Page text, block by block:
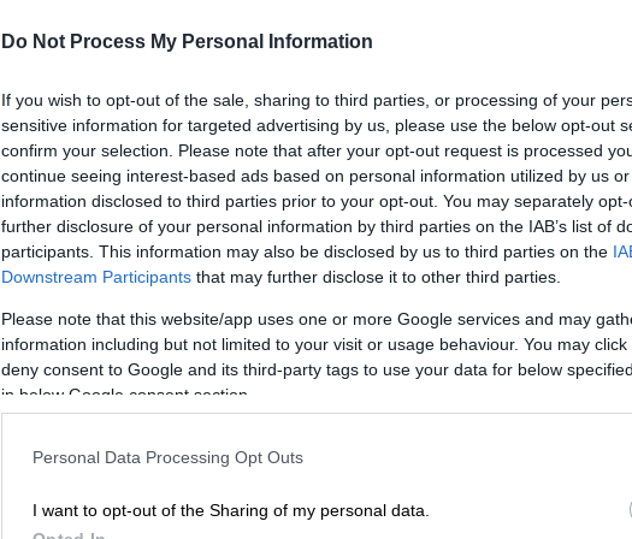
Do Not Process My Personal Information
If you wish to opt-out of the sale, sharing to third parties, or processing of your
sensitive information for targeted advertising by us, please use the below opt-out
confirm your selection. Please note that after your opt-out request is processed
continue seeing interest-based ads based on personal information utilized by us
information disclosed to third parties prior to your opt-out. You may separately
further disclosure of your personal information by third parties on the IAB’s list of
participants. This information may also be disclosed by us to third parties on the
Downstream Participants that may further disclose it to other third parties.
Please note that this website/app uses one or more Google services and may
information including but not limited to your visit or usage behaviour. You may
deny consent to Google and its third-party tags to use your data for below
in below Google consent section.
Personal Data Processing Opt Outs
I want to opt-out of the Sharing of my personal data.
Ιουνίου
Κλείνουν νωρίτερα σταθμοί στη
Γραμμή 3 από σήμερα
Κυκλοφοριακές ρυθμίσεις σε
Κηφισίας και Κατεχάκη - Σε
εξέλιξη άσκηση ετοιμότητας
περιοχή του Παλαιού Ψυχικού